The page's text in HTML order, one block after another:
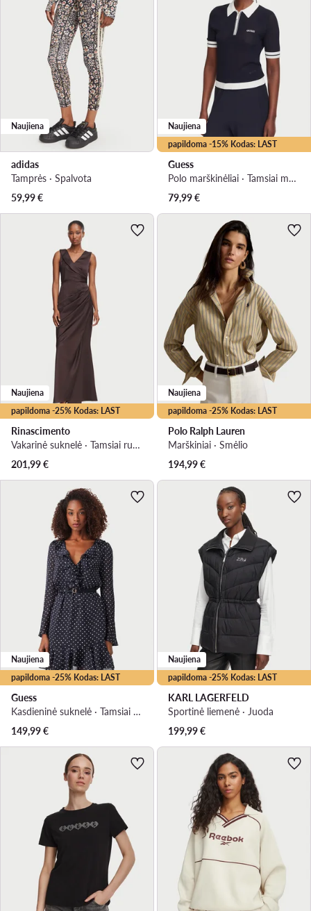
Naujiena
adidas
Tamprės · Spalvota
59,99€
papildoma -15% Kodas: LAST
Naujiena
Guess
Polo marškinėliai · Tamsiai mėlyna
79,99€
papildoma -25% Kodas: LAST
Naujiena
Rinascimento
Vakarinė suknelė · Tamsiai ruda · Maksi
201,99€
papildoma -25% Kodas: LAST
Naujiena
Polo Ralph Lauren
Marškiniai · Smėlio
194,99€
papildoma -25% Kodas: LAST
Naujiena
Guess
Kasdieninė suknelė · Tamsiai mėlyna · Mini
149,99€
papildoma -25% Kodas: LAST
Naujiena
KARL LAGERFELD
Sportinė liemenė · Juoda
199,99€